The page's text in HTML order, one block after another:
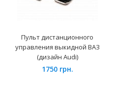
Пульт дистанционного
управления выкидной ВАЗ
(дизайн Audi)
1750 грн.